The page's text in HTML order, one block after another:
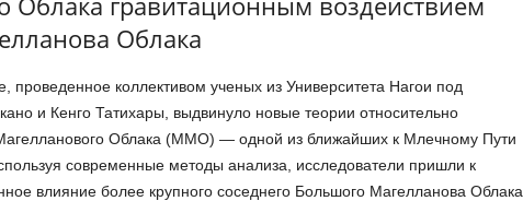
Облака
проведенное коллективом ученых из Университета Нагои под
и Кенго Татихары, выдвинуло новые теории относительно
Облака (ММО) — одной из ближайших к Млечному Пути
современные методы анализа, исследователи пришли к
влияние более крупного соседнего Большого Магелланова Облака